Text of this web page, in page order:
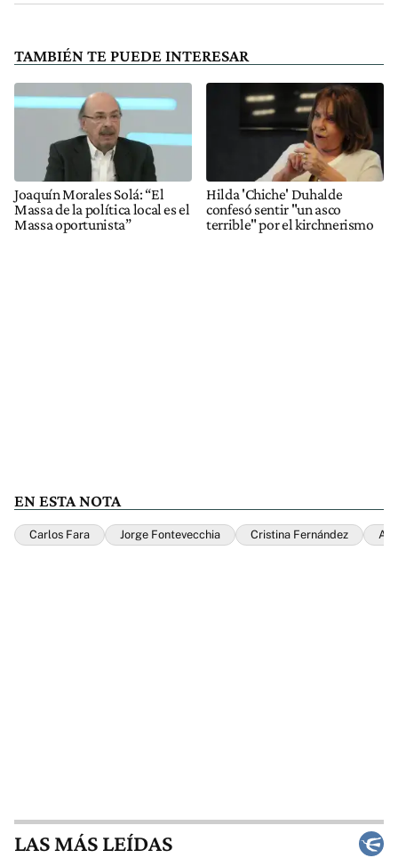
TAMBIÉN TE PUEDE INTERESAR
Joaquín Morales Solá: “El
Massa de la política local es el
Massa oportunista”
Hilda 'Chiche' Duhalde
confesó sentir "un asco
terrible" por el kirchnerismo
EN ESTA NOTA
Carlos Fara Jorge Fontevecchia Cristina Fernández
LAS MÁS LEÍDAS